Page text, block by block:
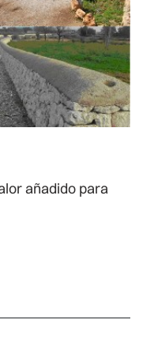
añadido para